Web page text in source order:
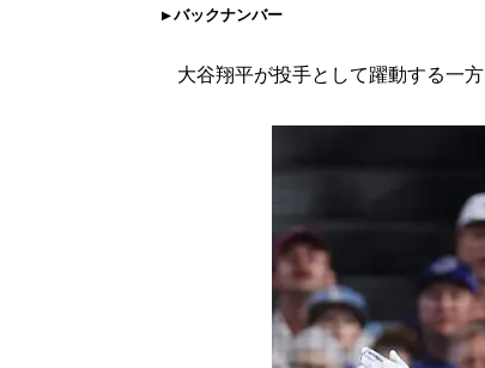
バックナンバー
大谷翔平が投手として躍動する一